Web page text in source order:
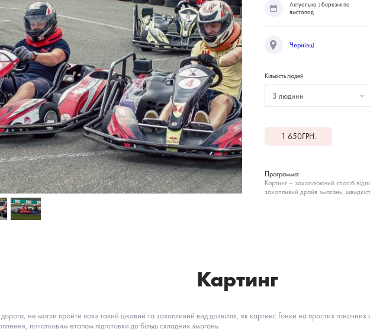
Актуально з березня по
листопад
Чернівці
Кількість людей
3 людини
1 650ГРН.
Программа:
Картинг – захоплюючий спосіб
захопливий драйв змагань,
Картинг
не могли пройти повз такий цікавий та захопливий вид дозвілля, як картинг. Гонки на простих
початковим етапом підготовки до більш складних змагань.